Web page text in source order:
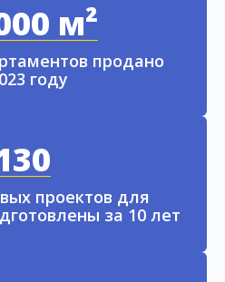
м²
продано
году
проектов для
за 10 лет